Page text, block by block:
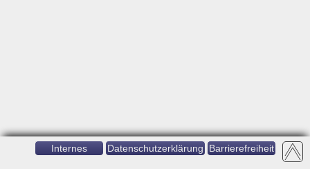
Internes Datenschutzerklärung Barrierefreiheit